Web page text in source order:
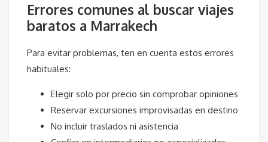
Errores comunes al buscar viajes
baratos a Marrakech
Para evitar problemas, ten en cuenta estos errores
habituales:
Elegir solo por precio sin comprobar opiniones
Reservar excursiones improvisadas en destino
No incluir traslados ni asistencia